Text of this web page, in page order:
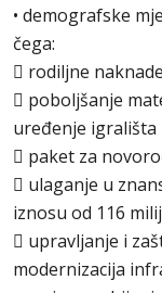
• demografske
čega:
 rodiljne
 poboljšanje
uređenje igrališta
 paket za
 ulaganje u
iznosu od 116
 upravljanje i
modernizacija